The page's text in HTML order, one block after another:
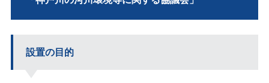
設置の目的